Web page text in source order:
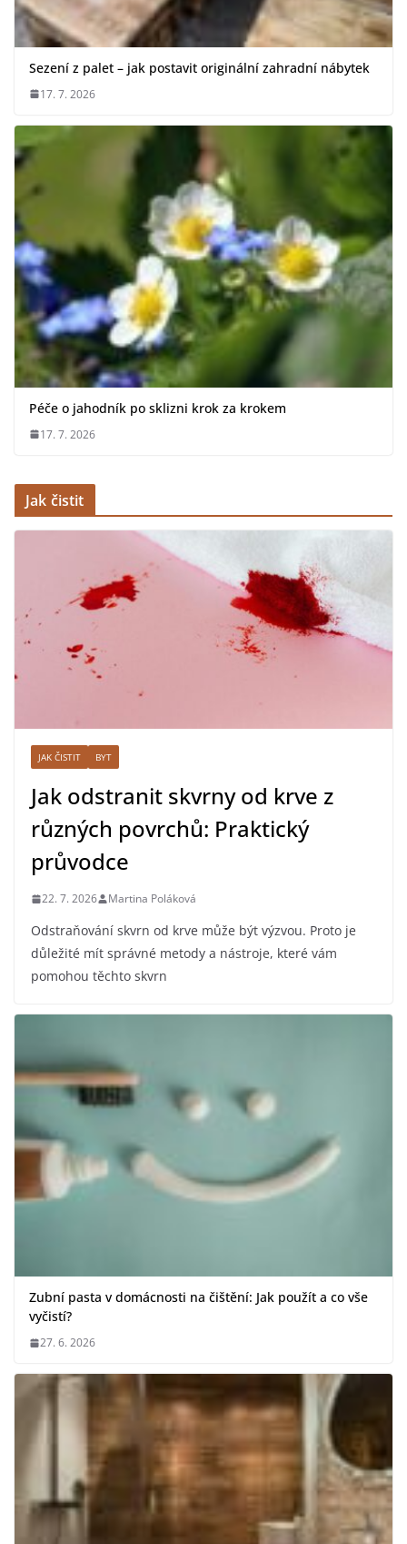
Sezení z palet – jak postavit originální zahradní nábytek
17. 7. 2026
Péče o jahodník po sklizni krok za krokem
17. 7. 2026
Jak čistit
JAK ČISTIT BYT
Jak odstranit skvrny od krve z
různých povrchů: Praktický
průvodce
22. 7. 2026 Martina Poláková
Odstraňování skvrn od krve může být výzvou. Proto je
důležité mít správné metody a nástroje, které vám
pomohou těchto skvrn
Zubní pasta v domácnosti na čištění: Jak použít a co vše
vyčistí?
27. 6. 2026